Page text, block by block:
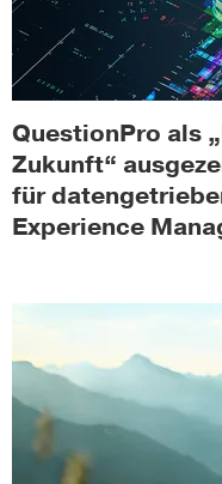
QuestionPro als
Zukunft“
für
Experience